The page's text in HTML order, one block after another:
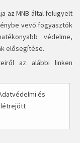
az MNB által felügyelt
vevő fogyasztók
védelme,
elősegítése.
az alábbi linken
és
létrejött